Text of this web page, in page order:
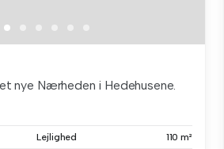
nye Nærheden i Hedehusene.
Lejlighed 110 m²